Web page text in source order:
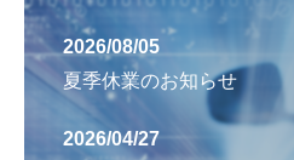
な
製
2026/08/05
夏季休業のお知らせ
2026/04/27